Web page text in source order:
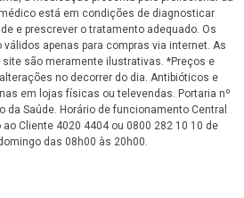
está em condições de diagnosticar
e prescrever o tratamento adequado. Os
apenas para compras via internet. As
são meramente ilustrativas. *Preços e
no decorrer do dia. Antibióticos e
em lojas físicas ou televendas. Portaria nº
da Saúde. Horário de funcionamento Central
Cliente 4020 4404 ou 0800 282 10 10 de
das 08h00 às 20h00.